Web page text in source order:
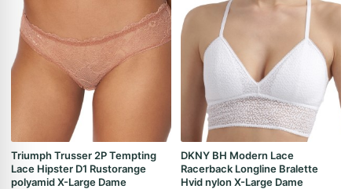
Triumph Trusser 2P Tempting
Lace Hipster D1 Rustorange
polyamid X-Large Dame
DKNY BH Modern Lace
Racerback Longline Bralette
Hvid nylon X-Large Dame